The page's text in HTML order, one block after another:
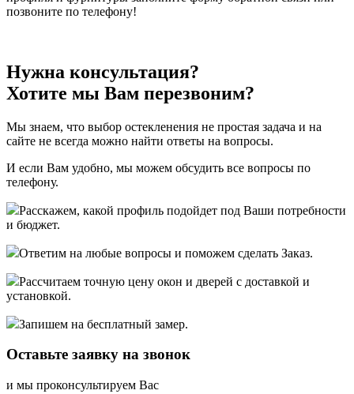
позвоните по телефону!
Нужна консультация?
Хотите мы Вам перезвоним?
Мы знаем, что выбор остекленения не простая задача и на
сайте не всегда можно найти ответы на вопросы.
И если Вам удобно, мы можем обсудить все вопросы по
телефону.
Расскажем, какой профиль подойдет под Ваши потребности
и бюджет.
Ответим на любые вопросы и поможем сделать Заказ.
Рассчитаем точную цену окон и дверей с доставкой и
установкой.
Запишем на бесплатный замер.
Оставьте заявку на звонок
и мы проконсультируем Вас